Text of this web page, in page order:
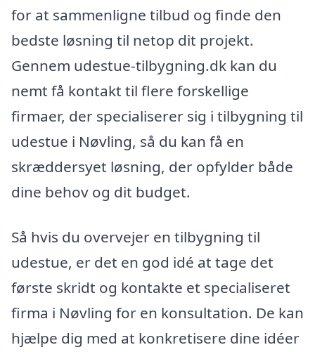
for at sammenligne tilbud og finde den
bedste løsning til netop dit projekt.
Gennem udestue-tilbygning.dk kan du
nemt få kontakt til flere forskellige
firmaer, der specialiserer sig i tilbygning til
udestue i Nøvling, så du kan få en
skræddersyet løsning, der opfylder både
dine behov og dit budget.
Så hvis du overvejer en tilbygning til
udestue, er det en god idé at tage det
første skridt og kontakte et specialiseret
firma i Nøvling for en konsultation. De kan
hjælpe dig med at konkretisere dine idéer